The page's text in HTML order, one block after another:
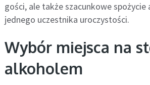
gości, ale także szacunkowe spożycie
jednego uczestnika uroczystości.
Wybór miejsca na
alkoholem